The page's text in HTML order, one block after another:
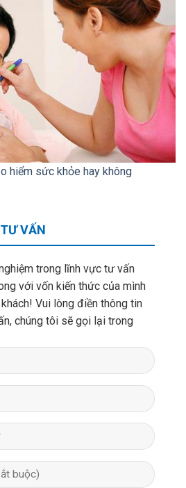
hiểm sức khỏe hay không
VẤN
trong lĩnh vực tư vấn
với vốn kiến thức của mình
Vui lòng điền thông tin
chúng tôi sẽ gọi lại trong